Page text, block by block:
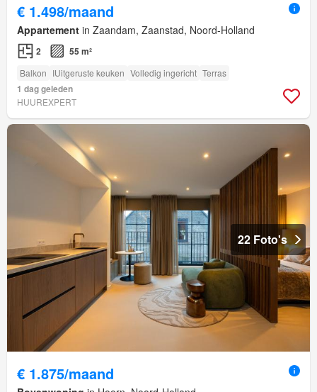
€ 1.498/maand
Appartement in Zaandam, Zaanstad, Noord-Holland
2 55 m²
Balkon IUitgeruste keuken Volledig ingericht Terras
1 dag geleden
HUUREXPERT
22 Foto's
€ 1.875/maand